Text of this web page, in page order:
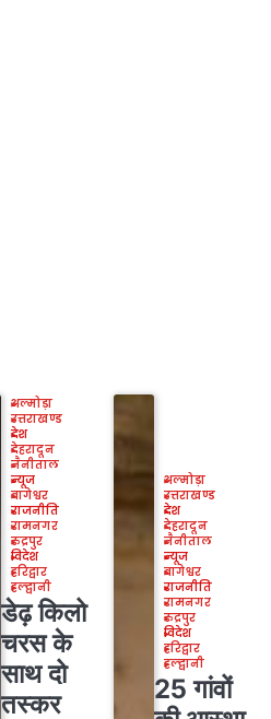
अल्मोड़ा
उत्तराखण्ड
देश
देहरादून
नैनीताल
न्यूज
बागेश्वर
राजनीति
रामनगर
रुद्रपुर
विदेश
हरिद्वार
हल्द्वानी
डेढ़ किलो
चरस के
साथ दो
तस्कर
अल्मोड़ा
उत्तराखण्ड
देश
देहरादून
नैनीताल
न्यूज
बागेश्वर
राजनीति
रामनगर
रुद्रपुर
विदेश
हरिद्वार
हल्द्वानी
25 गांवों